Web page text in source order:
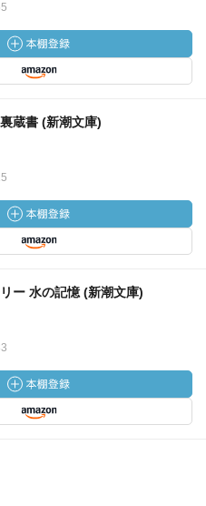
蔵書 (新潮文庫)
ー 水の記憶 (新潮文庫)